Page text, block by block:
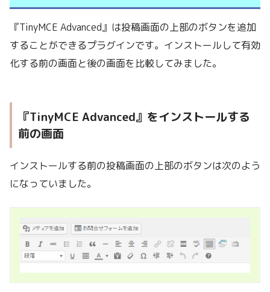
『TinyMCE Advanced』は投稿画面の上部のボタンを追加
することができるプラグインです。インストールして有効
化する前の画面と後の画面を比較してみました。
『TinyMCE Advanced』をインストールする
前の画面
インストールする前の投稿画面の上部のボタンは次のよう
になっていました。